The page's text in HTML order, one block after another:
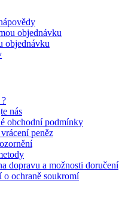
objednávku
objednávku
nás
obchodní podmínky
peněz
dopravu a možnosti doručení
o ochraně soukromí